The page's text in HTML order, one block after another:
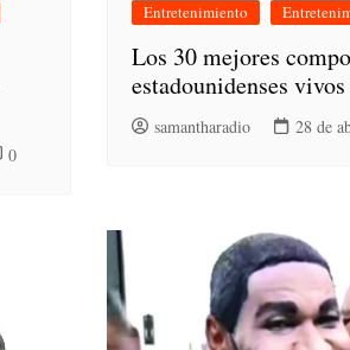
0
Entretenimiento
Los 30 mejores
estadounidenses
samantharadio 28 de